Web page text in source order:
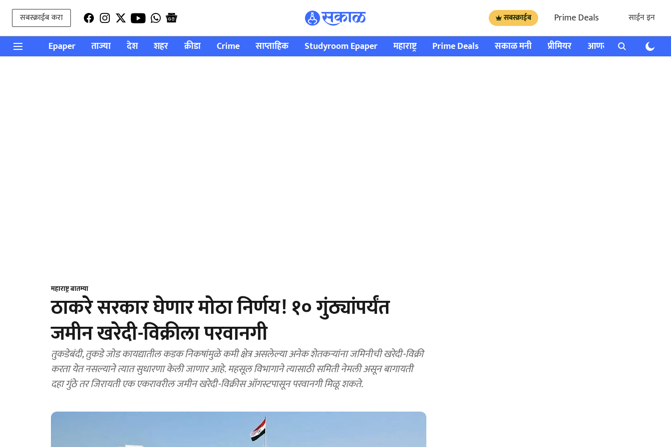
सबस्क्राईब करा सबस्क्राईब Prime Deals साईन इन
Epaper ताज्या देश शहर क्रीडा Crime साप्ताहिक Studyroom Epaper महाराष्ट्र Prime Deals सकाळ मनी प्रीमियर आणखी राशी भविष्य
महाराष्ट्र बातम्या
ठाकरे सरकार घेणार मोठा निर्णय! १० गुंठ्यांपर्यंत
जमीन खरेदी-विक्रीला परवानगी
तुकडेबंदी, तुकडे जोड कायद्यातील कडक निकषांमुळे कमी क्षेत्र असलेल्या अनेक शेतकऱ्यांना जमिनीची खरेदी-विक्री
करता येत नसल्याने त्यात सुधारणा केली जाणार आहे. महसूल विभागाने त्यासाठी समिती नेमली असून बागायती
दहा गुंठे तर जिरायती एक एकरावरील जमीन खरेदी-विक्रीस ऑगस्टपासून परवानगी मिळू शकते.